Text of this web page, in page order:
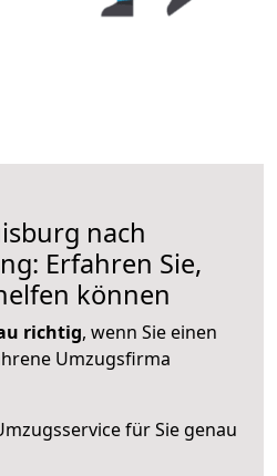
nach
Erfahren Sie,
können
richtig, wenn Sie einen
Umzugsfirma
für Sie genau